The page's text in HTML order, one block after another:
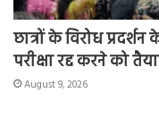
छात्रों के विरोध
परीक्षा रद्द करने को
August 9, 2026